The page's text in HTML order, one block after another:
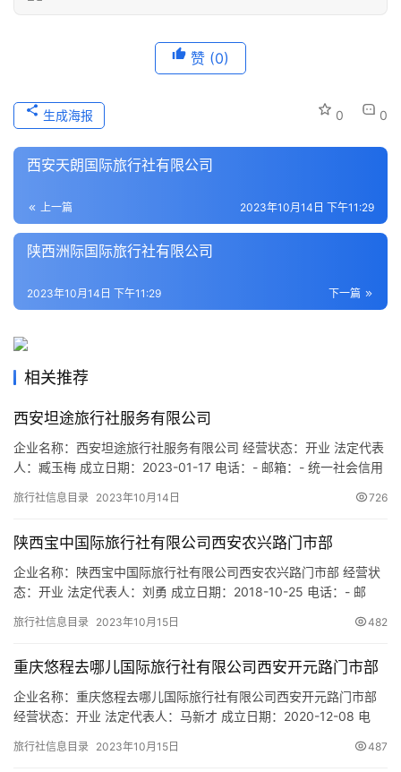
游
家
本
生
旅
游
城
市
赞 (0)
0 0
生成海报
西安天朗国际旅行社有限公司
上一篇 2023年10月14日 下午11:29
陕西洲际国际旅行社有限公司
下一篇
2023年10月14日 下午11:29
相关推荐
西安坦途旅行社服务有限公司
企业名称：西安坦途旅行社服务有限公司 经营状态：开业 法定代表
人：臧玉梅 成立日期：2023-01-17 电话：- 邮箱：- 统一社会信用
雁翔路旺座曲江C座12605室 网址：- 经营范围：一般项目：休闲观
游资源的开发经营；个人…
旅行社信息目录 2023年10月14日 726
陕西宝中国际旅行社有限公司西安农兴路门市部
企业名称：陕西宝中国际旅行社有限公司西安农兴路门市部 经营状
态：开业 法定代表人：刘勇 成立日期：2018-10-25 电话：- 邮
西省西安市莲湖区农兴路金龙小区东排7号 网址：- 经营范围：为设
部门批准后方可展开经营服务）
旅行社信息目录 2023年10月15日 482
重庆悠程去哪儿国际旅行社有限公司西安开元路门市部
企业名称：重庆悠程去哪儿国际旅行社有限公司西安开元路门市部
经营状态：开业 法定代表人：马新才 成立日期：2020-12-08 电
码：91610132MAB0N4YQ28 注册地址：陕西省西安市经济技术开
旅行社信息目录 2023年10月15日 487